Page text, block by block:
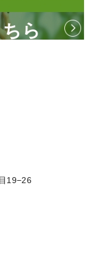
ら
19−26